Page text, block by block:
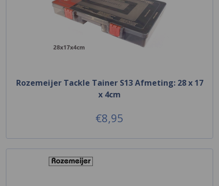
Rozemeijer Tackle Tainer S13 Afmeting: 28 x 17
x 4cm
€8,95